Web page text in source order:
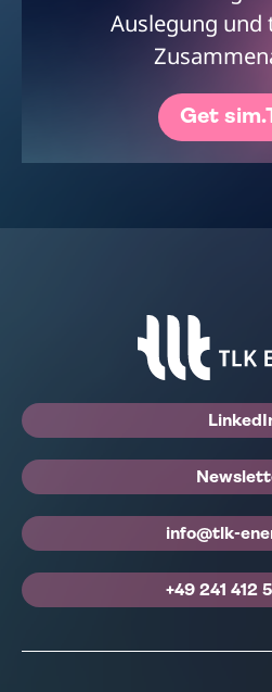
Auslegung und
Get
info@tlk-
+49 241 412